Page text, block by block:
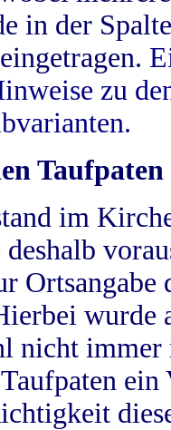
in der
zu
Taufpaten
im
wurde
nicht